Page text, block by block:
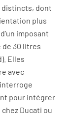
distincts, dont
plus
imposant
de 30 litres
Elles
avec
pour intégrer
Ducati ou